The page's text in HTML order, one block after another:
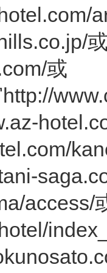
或
access/